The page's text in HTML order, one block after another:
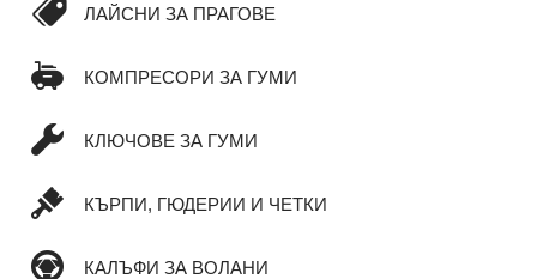
ЛАЙСНИ ЗА ПРАГОВЕ
КОМПРЕСОРИ ЗА ГУМИ
КЛЮЧОВЕ ЗА ГУМИ
КЪРПИ, ГЮДЕРИИ И ЧЕТКИ
КАЛЪФИ ЗА ВОЛАНИ